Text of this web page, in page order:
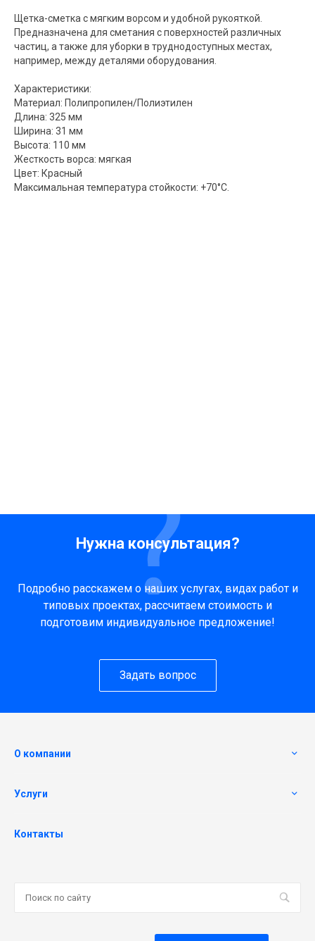
Щетка-сметка с мягким ворсом и удобной рукояткой.
Предназначена для сметания с поверхностей различных
частиц, а также для уборки в труднодоступных местах,
например, между деталями оборудования.
Характеристики:
Материал: Полипропилен/Полиэтилен
Длина: 325 мм
Ширина: 31 мм
Высота: 110 мм
Жесткость ворса: мягкая
Цвет: Красный
Максимальная температура стойкости: +70°C.
Нужна консультация?
Подробно расскажем о наших услугах, видах работ и
типовых проектах, рассчитаем стоимость и
подготовим индивидуальное предложение!
Задать вопрос
О компании
Услуги
Контакты